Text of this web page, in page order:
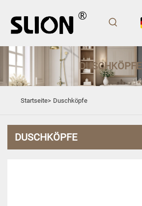
DUSCHKÖPFE
Startseite> Duschköpfe
DUSCHKÖPFE